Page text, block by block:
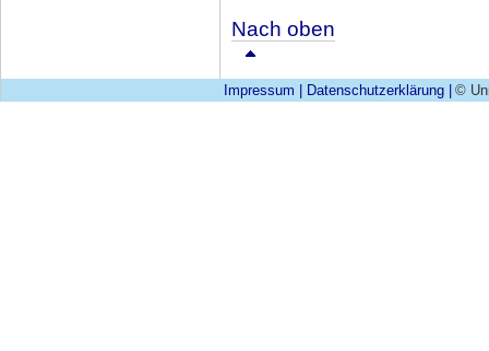
Nach oben
Impressum Datenschutzerklärung ©